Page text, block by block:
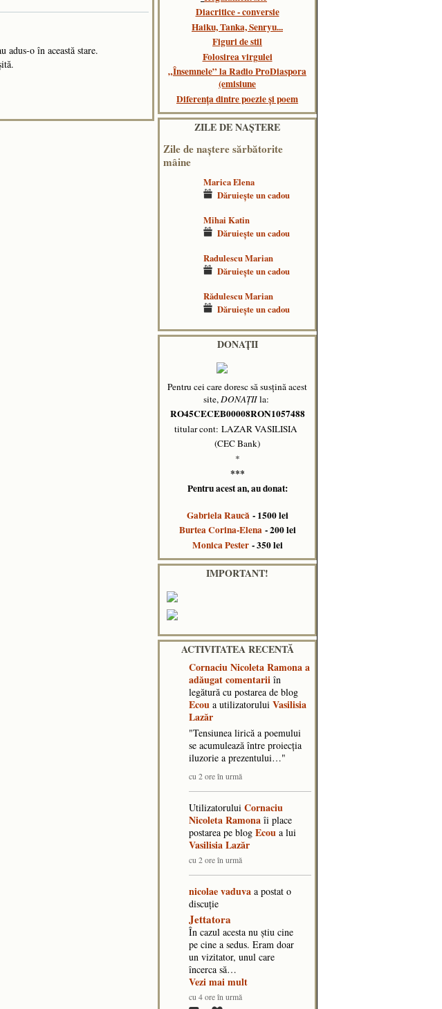
o în această stare.
Diacritice - conversie
Haiku, Tanka, Senryu...
Figuri de stil
Folosirea virgulei
„Însemnele” la Radio ProDiaspora
(emisiune
Diferența dintre poezie și poem
ZILE DE NAŞTERE
Zile de naştere sărbătorite
mâine
Marica Elena
Dăruieşte un cadou
Mihai Katin
Dăruieşte un cadou
Radulescu Marian
Dăruieşte un cadou
Rădulescu Marian
Dăruieşte un cadou
DONAȚII
Pentru cei care doresc să susțină acest
site, DONAȚIIla:
RO45CECEB00008RON1057488
titular cont: LAZAR VASILISIA
(CEC Bank)
*
***
Pentru acest an, au donat:
Gabriela Raucă- 1500 lei
Burtea Corina-Elena- 200 lei
Monica Pester- 350 lei
IMPORTANT!
ACTIVITATEA RECENTĂ
Cornaciu Nicoleta Ramonaa
adăugat comentarii în
legătură cu postarea de blog
Ecou a utilizatorului Vasilisia
Lazăr
"​Tensiunea lirică a poemului
se acumulează între proiecția
iluzorie a prezentului…"
cu 2 ore în urmă
Utilizatorului Cornaciu
Nicoleta Ramona îi place
postarea pe blog Ecou a lui
Vasilisia Lazăr
cu 2 ore în urmă
nicolae vaduva a postat o
discuţie
Jettatora
În cazul acesta nu știu cine
pe cine a sedus. Eram doar
un vizitator, unul care
încerca să…
Vezi mai mult
cu 4 ore în urmă